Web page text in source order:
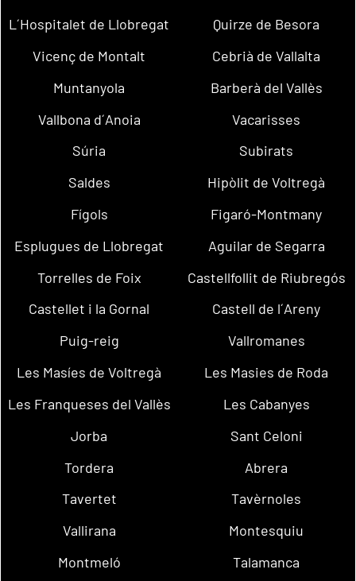
L´Hospitalet de Llobregat
Quirze de Besora
Vicenç de Montalt
Cebrià de Vallalta
Muntanyola
Barberà del Vallès
Vallbona d´Anoia
Vacarisses
Súria
Subirats
Saldes
Hipòlit de Voltregà
Fígols
Figaró-Montmany
Esplugues de Llobregat
Aguilar de Segarra
Torrelles de Foix
Castellfollit de Riubregós
Castellet i la Gornal
Castell de l´Areny
Puig-reig
Vallromanes
Les Masíes de Voltregà
Les Masies de Roda
Les Franqueses del Vallès
Les Cabanyes
Jorba
Sant Celoni
Tordera
Abrera
Tavertet
Tavèrnoles
Vallirana
Montesquiu
Montmeló
Talamanca